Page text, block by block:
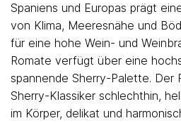
Spaniens und Europas prägt
von Klima, Meeresnähe und
für eine hohe Wein- und
Romate verfügt über eine
spannende Sherry-Palette. Der
Sherry-Klassiker schlechthin,
im Körper, delikat und